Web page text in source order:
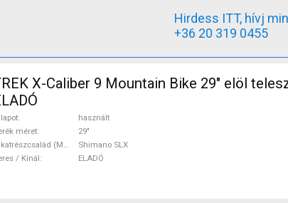
Hirdess ITT, hívj
+36 20 319 0455
X-Caliber 9 Mountain Bike 29" elöl
használt
méret
29"
Alkatrészcsalád (MTB)
Shimano SLX
/ Kínál
ELADÓ